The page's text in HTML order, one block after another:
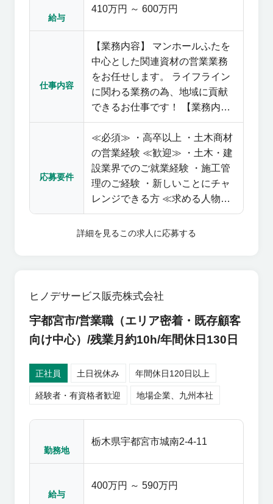
給与
410万円 ～ 600万円
仕事内容
【業務内容】 マンホールふたを
中心とした関連資材の営業業務
をお任せします。 ライフライン
に関わる業務の為、地域に貢献
できるお仕事です！ 【業務内
容】 ・ルート営業業務（関連会
社である日之出水道機器株式会
社が保有する経営資源を背景
に、マンホール蓋を中心とした
コンクリート製品や塩ビ製品
等、土木・建築資材全般のルー
ト営業） ・新規市場・商材・顧
客の開拓業務（既存のお客様か
ーチング（排水蓋）、道路工事
業者、商社、コンクリートメー
カー ※原則転勤はなく、年間休
貢献して頂ける方を募集します!!
応募要件
≪必須≫ ・高卒以上 ・土木商材
の営業経験 ≪歓迎≫ ・土木・建
設業界でのご就業経験 ・施工管
理のご経験 ・新しいことにチャ
レンジできる方 ≪求める人物像
≫ 当社は社会インフラの建設､維
持管理領域において､工事業者様
っております。 その社会基盤を
と誠実さを持って､柔軟な現場対
応力をもった方を募集していま
詳細を見る この求人に応募する
ヒノデサービス販売株式会社
宇都宮市/営業職（エリア密着・既存顧客
向け中心）/残業月約10h/年間休日130日
正社員 土日祝休み 年間休日120日以上
経験者・有資格者歓迎 地場企業、九州本社
勤務地
栃木県宇都宮市城南2-4-11
給与
400万円 ～ 590万円